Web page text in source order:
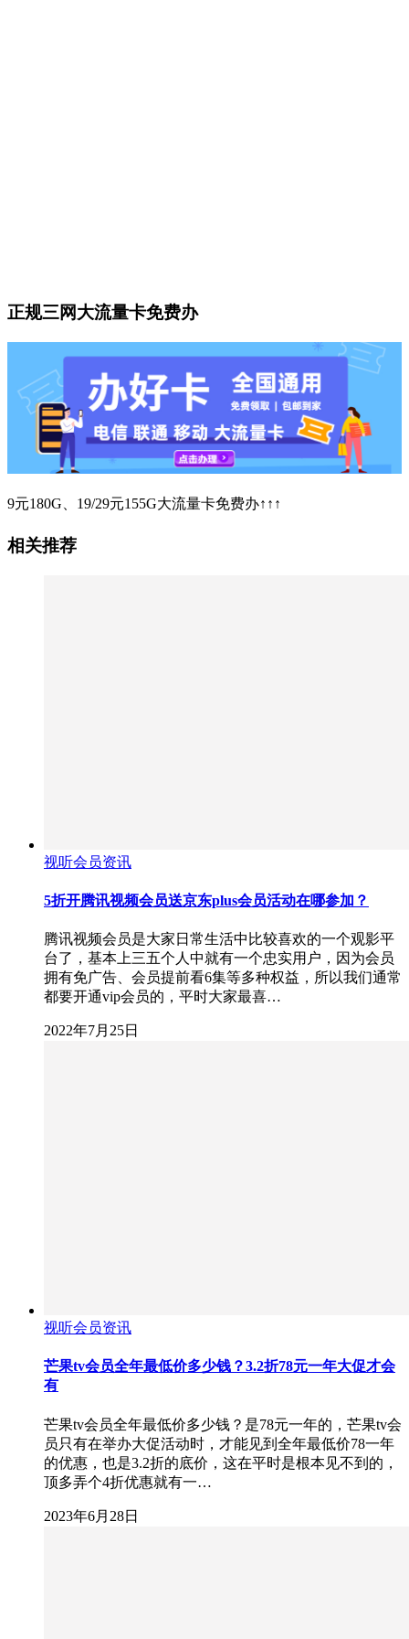
正规三网大流量卡免费办
9元180G、19/29元155G大流量卡免费办↑↑↑
相关推荐
视听会员资讯
5折开腾讯视频会员送京东plus会员活动在哪参加？
腾讯视频会员是大家日常生活中比较喜欢的一个观影平
台了，基本上三五个人中就有一个忠实用户，因为会员
拥有免广告、会员提前看6集等多种权益，所以我们通常
都要开通vip会员的，平时大家最喜…
2022年7月25日
视听会员资讯
芒果tv会员全年最低价多少钱？3.2折78元一年大促才会
有
芒果tv会员全年最低价多少钱？是78元一年的，芒果tv会
员只有在举办大促活动时，才能见到全年最低价78一年
的优惠，也是3.2折的底价，这在平时是根本见不到的，
顶多弄个4折优惠就有一…
2023年6月28日